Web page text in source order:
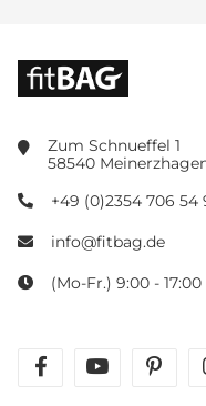
Zum Schnueffel 1
58540
+49 (0)2354 706 54
info@fitbag.de
(Mo-Fr.) 9:00 - 17:00
facebookyoutube